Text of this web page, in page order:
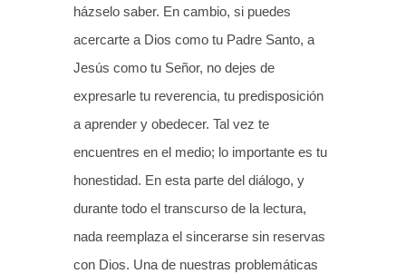
házselo saber. En cambio, si puedes
acercarte a Dios como tu Padre Santo, a
Jesús como tu Señor, no dejes de
expresarle tu reverencia, tu predisposición
a aprender y obedecer. Tal vez te
encuentres en el medio; lo importante es tu
honestidad. En esta parte del diálogo, y
durante todo el transcurso de la lectura,
nada reemplaza el sincerarse sin reservas
con Dios. Una de nuestras problemáticas